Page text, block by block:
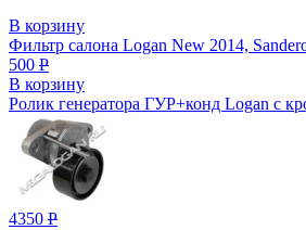
В корзину
Фильтр салона Logan New 2014,
500 Р
В корзину
Ролик генератора ГУР+конд Logan с
4350 Р